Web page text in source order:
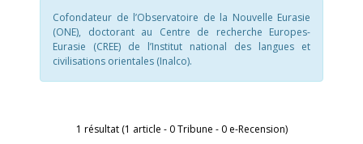
Cofondateur de l’Observatoire de la Nouvelle Eurasie
(ONE), doctorant au Centre de recherche Europes-
Eurasie (CREE) de l’Institut national des langues et
civilisations orientales (Inalco).
1 résultat (1 article - 0 Tribune - 0 e-Recension)